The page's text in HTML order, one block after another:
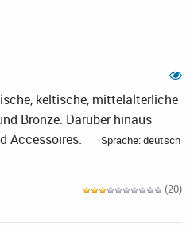
keltische, mittelalterliche
Bronze. Darüber hinaus
Accessoires.
Sprache: deutsch
(20)